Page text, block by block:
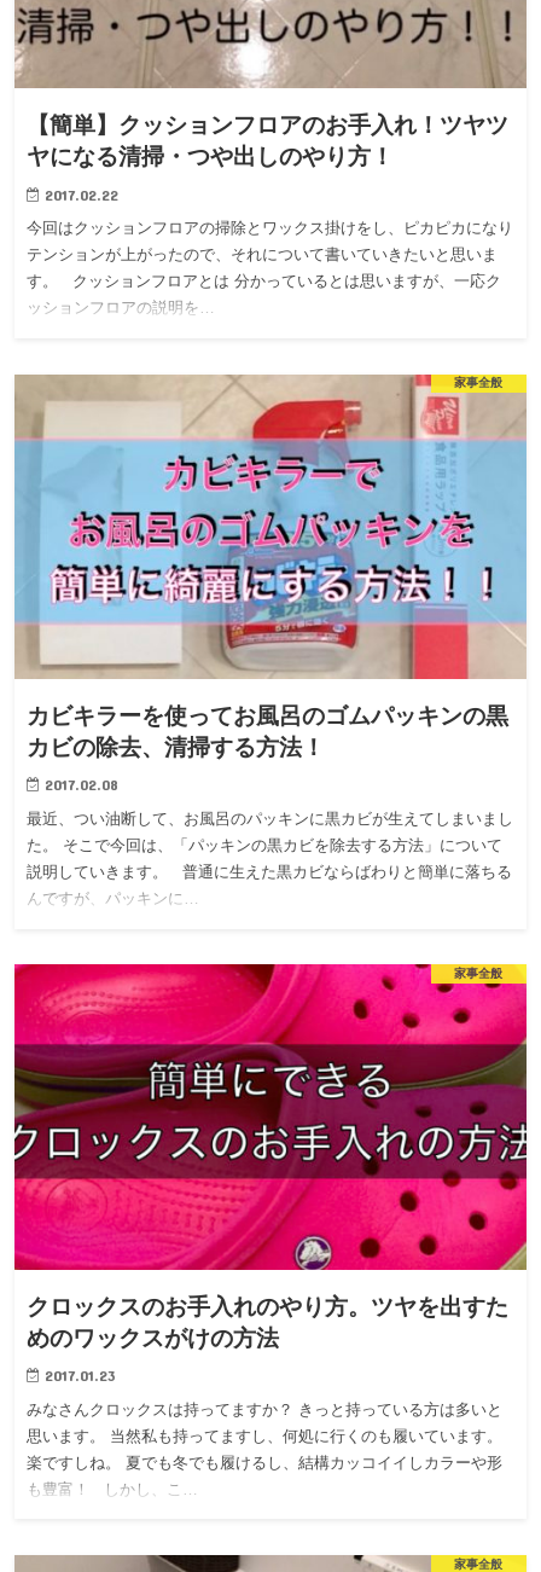
【簡単】クッションフロアのお手入れ！ツヤツ
ヤになる清掃・つや出しのやり方！
2017.02.22
今回はクッションフロアの掃除とワックス掛けをし、ピカピカになり
テンションが上がったので、それについて書いていきたいと思いま
す。 クッションフロアとは 分かっているとは思いますが、一応ク
ッションフロアの説明を…
家事全般
カビキラーを使ってお風呂のゴムパッキンの黒
カビの除去、清掃する方法！
2017.02.08
最近、つい油断して、お風呂のパッキンに黒カビが生えてしまいまし
た。 そこで今回は、「パッキンの黒カビを除去する方法」について
説明していきます。 普通に生えた黒カビならばわりと簡単に落ちる
んですが、パッキンに…
家事全般
クロックスのお手入れのやり方。ツヤを出すた
めのワックスがけの方法
2017.01.23
みなさんクロックスは持ってますか？ きっと持っている方は多いと
思います。 当然私も持ってますし、何処に行くのも履いています。
楽ですしね。 夏でも冬でも履けるし、結構カッコイイしカラーや形
も豊富！ しかし、こ…
家事全般